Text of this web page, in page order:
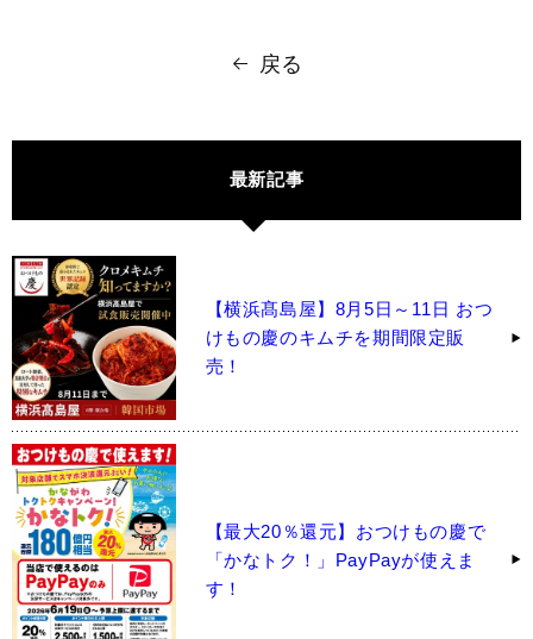
戻る
最新記事
【横浜髙島屋】8月5日～11日 おつ
けもの慶のキムチを期間限定販
売！
【最大20％還元】おつけもの慶で
「かなトク！」PayPayが使えま
す！